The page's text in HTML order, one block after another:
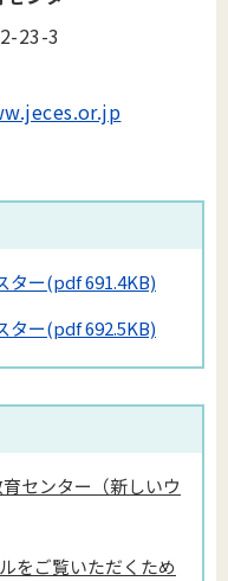
23-3
ター(pdf 691.4KB)
ター(pdf 692.5KB)
センター（新しいウ
をご覧いただくため